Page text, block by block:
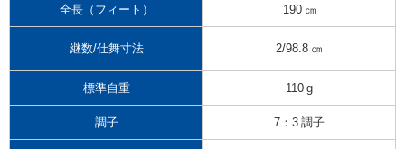
全長（フィート） 190 ㎝
継数/仕舞寸法 2/98.8 ㎝
標準自重 110 g
調子 7：3 調子